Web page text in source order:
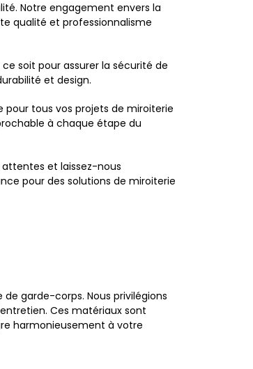
Notre engagement envers la
qualité et professionnalisme
soit pour assurer la sécurité de
et design.
pour tous vos projets de miroiterie
à chaque étape du
et laissez-nous
pour des solutions de miroiterie
garde-corps. Nous privilégions
Ces matériaux sont
harmonieusement à votre